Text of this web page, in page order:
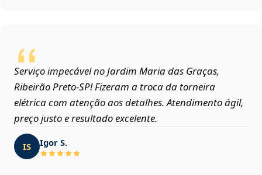
Serviço impecável no Jardim Maria das Graças,
Ribeirão Preto‑SP! Fizeram a troca da torneira
elétrica com atenção aos detalhes. Atendimento ágil,
preço justo e resultado excelente.
IS Igor S.